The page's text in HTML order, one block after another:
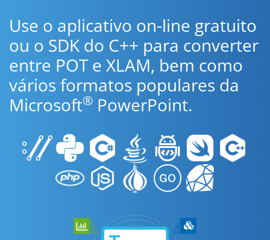
Use o aplicativo on-line gratuito
ou o SDK do C++ para converter
entre POT e XLAM, bem como
vários formatos populares da
Microsoft® PowerPoint.